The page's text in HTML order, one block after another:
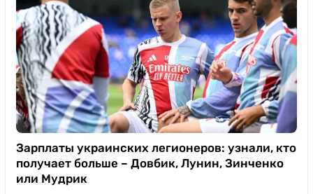
Зарплаты украинских легионеров: узнали, кто
получает больше – Довбик, Лунин, Зинченко
или Мудрик